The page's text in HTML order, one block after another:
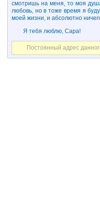
смотришь на меня, то моя
любовь, но в тоже время я
моей жизни, и абсолютно
Я тебя люблю, Сара!
Постоянный адрес